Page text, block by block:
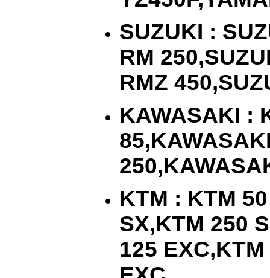
SUZUKI :
RM 250,
RMZ 450,
KAWASAKI :
85,
250,
KTM : KTM
SX,KTM 250
125 EXC,KTM